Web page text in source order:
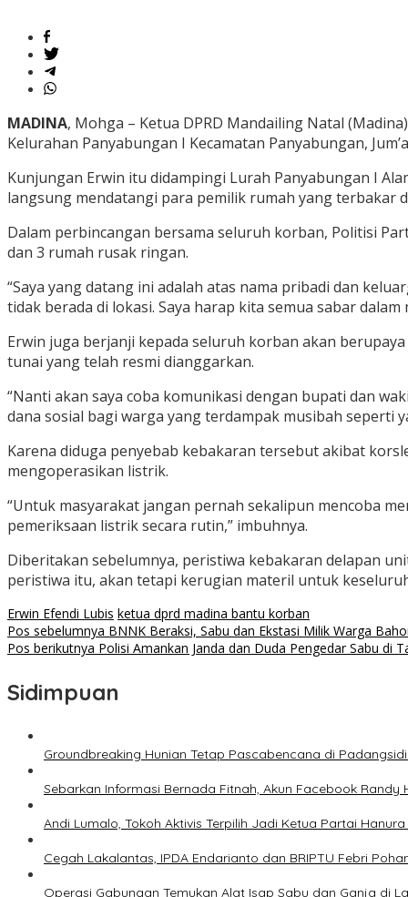
MADINA, Mohga – Ketua DPRD Mandailing Natal
Kelurahan Panyabungan I Kecamatan Panyabungan,
Kunjungan Erwin itu didampingi Lurah Panyabungan I
langsung mendatangi para pemilik rumah yang terbakar
Dalam perbincangan bersama seluruh korban, Politisi
dan 3 rumah rusak ringan.
“Saya yang datang ini adalah atas nama pribadi dan
tidak berada di lokasi. Saya harap kita semua sabar
Erwin juga berjanji kepada seluruh korban akan
tunai yang telah resmi dianggarkan.
“Nanti akan saya coba komunikasi dengan bupati dan
dana sosial bagi warga yang terdampak musibah seperti
Karena diduga penyebab kebakaran tersebut akibat
mengoperasikan listrik.
“Untuk masyarakat jangan pernah sekalipun mencoba
pemeriksaan listrik secara rutin,” imbuhnya.
Diberitakan sebelumnya, peristiwa kebakaran delapan
peristiwa itu, akan tetapi kerugian materil untuk
Erwin Efendi Lubis ketua dprd madina bantu korban
Navigasi
Pos sebelumnya BNNK Beraksi, Sabu dan Ekstasi Milik Warga
Pos berikutnya Polisi Amankan Janda dan Duda Pengedar Sabu di
Sidimpuan
Groundbreaking Hunian Tetap Pascabencana di
Sebarkan Informasi Bernada Fitnah, Akun Facebook
Andi Lumalo, Tokoh Aktivis Terpilih Jadi Ketua Partai
Cegah Lakalantas, IPDA Endarianto dan BRIPTU Febri
Operasi Gabungan Temukan Alat Isap Sabu dan Ganja di